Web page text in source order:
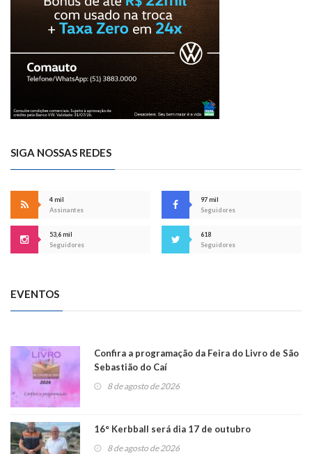
SIGA NOSSAS REDES
4 mil
Assinantes
97 mil
Seguidores
53,6 mil
Seguidores
618
Seguidores
EVENTOS
Confira a programação da Feira do Livro de São
Sebastião do Caí
8 de agosto de 2026
16° Kerbball será dia 17 de outubro
8 de agosto de 2026